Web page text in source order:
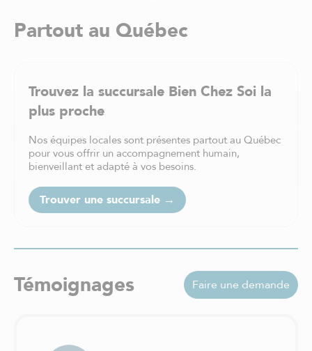
Partout au Québec
Trouvez la succursale Bien Chez Soi la
plus proche
Nos équipes locales sont présentes partout au Québec
pour vous offrir un accompagnement humain,
bienveillant et adapté à vos besoins.
Trouver une succursale →
Témoignages Faire une demande